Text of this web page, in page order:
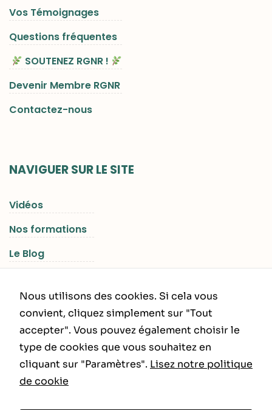
Vos Témoignages
Questions fréquentes
SOUTENEZ RGNR !
Devenir Membre RGNR
Contactez-nous
NAVIGUER SUR LE SITE
Vidéos
Nos formations
Le Blog
INFORMATIONS LÉGALES
Politique de Confidentialité
Nous utilisons des cookies. Si cela vous
convient, cliquez simplement sur "Tout
accepter". Vous pouvez également choisir le
type de cookies que vous souhaitez en
cliquant sur "Paramètres". Lisez notre politique
de cookie